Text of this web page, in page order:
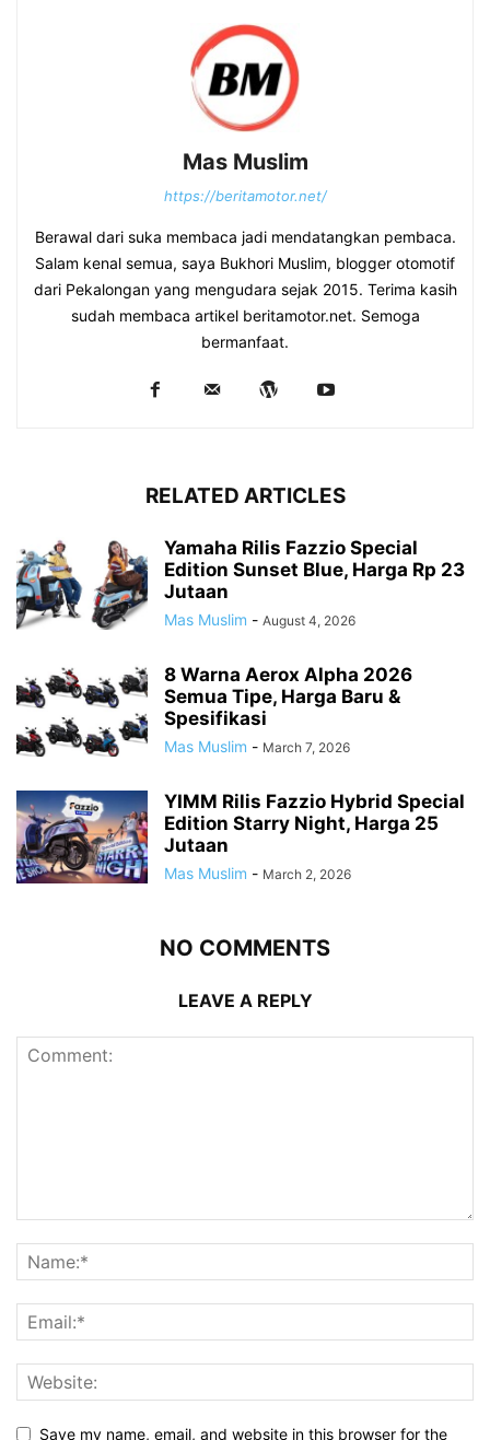
Mas Muslim
https://beritamotor.net/
Berawal dari suka membaca jadi mendatangkan pembaca.
Salam kenal semua, saya Bukhori Muslim, blogger otomotif
dari Pekalongan yang mengudara sejak 2015. Terima kasih
sudah membaca artikel beritamotor.net. Semoga
bermanfaat.
RELATED ARTICLES
Yamaha Rilis Fazzio Special
Edition Sunset Blue, Harga Rp 23
Jutaan
Mas Muslim - August 4, 2026
8 Warna Aerox Alpha 2026
Semua Tipe, Harga Baru &
Spesifikasi
Mas Muslim - March 7, 2026
YIMM Rilis Fazzio Hybrid Special
Edition Starry Night, Harga 25
Jutaan
Mas Muslim - March 2, 2026
NO COMMENTS
LEAVE A REPLY
Save my name, email, and website in this browser for the